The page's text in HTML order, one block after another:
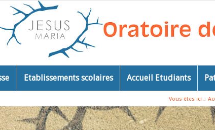
Etablissements scolaires Accueil Etudiants
Vous êtes ici :